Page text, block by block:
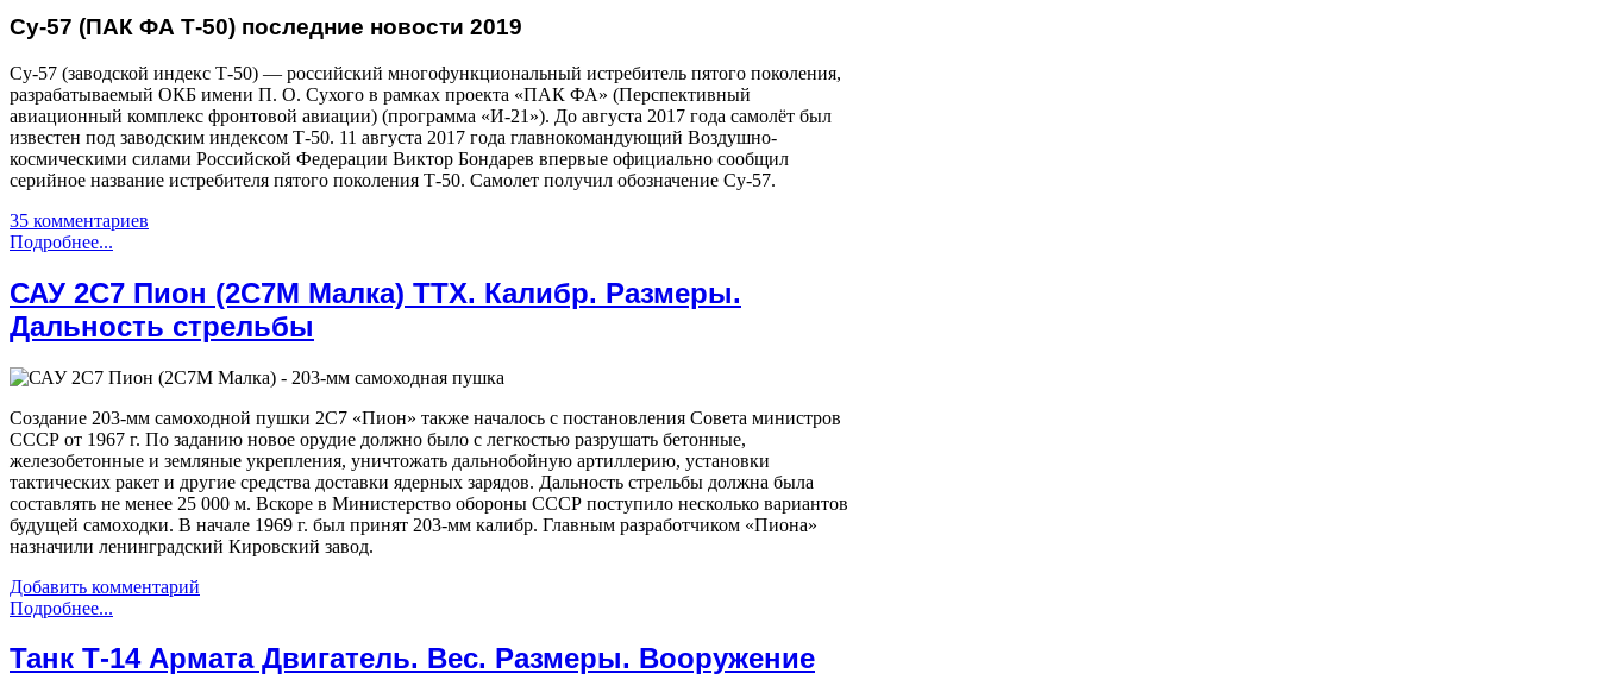
Су-57 (ПАК ФА Т-50) последние новости 2019
Су-57 (заводской индекс Т-50) — российский многофункциональный истребитель пятого поколения,
разрабатываемый ОКБ имени П. О. Сухого в рамках проекта «ПАК ФА» (Перспективный
авиационный комплекс фронтовой авиации) (программа «И-21»). До августа 2017 года самолёт был
известен под заводским индексом Т-50. 11 августа 2017 года главнокомандующий Воздушно-
космическими силами Российской Федерации Виктор Бондарев впервые официально сообщил
серийное название истребителя пятого поколения Т-50. Самолет получил обозначение Су-57.
35 комментариев
Подробнее...
САУ 2С7 Пион (2С7М Малка) ТТХ. Калибр. Размеры.
Дальность стрельбы
Создание 203-мм самоходной пушки 2С7 «Пион» также началось с постановления Совета министров
СССР от 1967 г. По заданию новое орудие должно было с легкостью разрушать бетонные,
железобетонные и земляные укрепления, уничтожать дальнобойную артиллерию, установки
тактических ракет и другие средства доставки ядерных зарядов. Дальность стрельбы должна была
составлять не менее 25 000 м. Вскоре в Министерство обороны СССР поступило несколько вариантов
будущей самоходки. В начале 1969 г. был принят 203-мм калибр. Главным разработчиком «Пиона»
назначили ленинградский Кировский завод.
Добавить комментарий
Подробнее...
Танк Т-14 Армата Двигатель. Вес. Размеры. Вооружение